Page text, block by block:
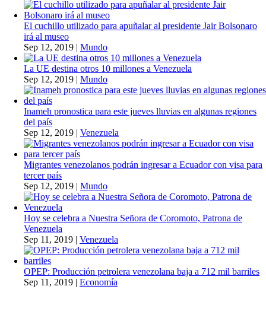
El cuchillo utilizado para apuñalar al presidente Jair Bolsonaro
irá al museo
Sep 12, 2019 | Mundo
La UE destina otros 10 millones a Venezuela
Sep 12, 2019 | Mundo
Inameh pronostica para este jueves lluvias en algunas regiones
del país
Sep 12, 2019 | Venezuela
Migrantes venezolanos podrán ingresar a Ecuador con visa para
tercer país
Sep 12, 2019 | Mundo
Hoy se celebra a Nuestra Señora de Coromoto, Patrona de
Venezuela
Sep 11, 2019 | Venezuela
OPEP: Producción petrolera venezolana baja a 712 mil barriles
Sep 11, 2019 | Economía